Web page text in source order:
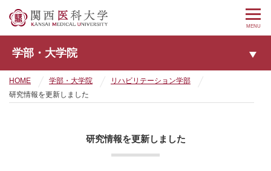
MENU
学部・大学院
HOME 学部・大学院
リハビリテーション学部
研究情報を更新しました
研究情報を更新しました